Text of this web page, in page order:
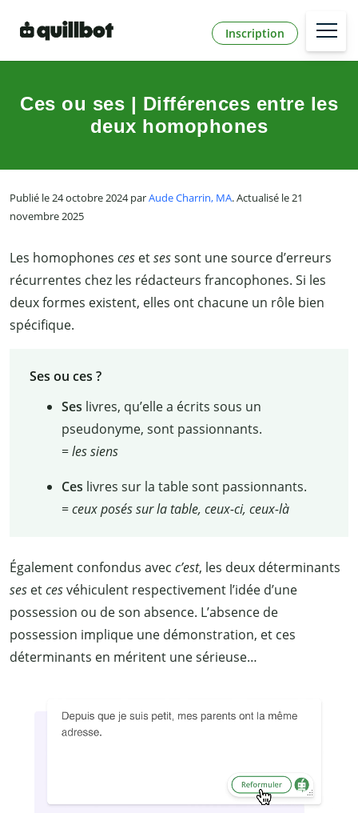
Inscription
Ces ou ses | Différences entre les
deux homophones
Publié le 24 octobre 2024 parAude Charrin, MA. Actualisé le 21
novembre 2025
Les homophones ces etsessont une source d’erreurs
récurrentes chez les rédacteurs francophones. Si les
deux formes existent, elles ont chacune un rôle bien
spécifique.
Ses ou ces ?
Ses livres, qu’elle a écrits sous un
pseudonyme, sont passionnants.
=les siens
Ces livres sur la table sont passionnants.
=ceux posés sur la table, ceux-ci, ceux-là
Également confondus avec c’est, les deux déterminants
ses etcesvéhiculent respectivement l’idée d’une
possession ou de son absence. L’absence de
possession implique une démonstration, et ces
déterminants en méritent une sérieuse…